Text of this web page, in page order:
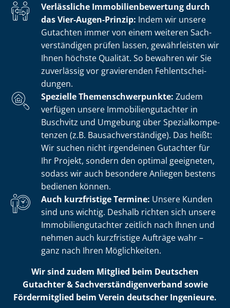
Verlässliche Im­mo­bi­li­en­be­wer­tung durch
das Vier-Augen-Prinzip: Indem wir unsere
Gutachten immer von einem weiteren Sach­
ver­stän­di­gen prüfen lassen, gewährleisten wir
Ihnen höchste Qualität. So bewahren wir Sie
zuverlässig vor gravierenden Fehl­ent­schei­
dun­gen.
Spezielle The­men­schwer­punk­te: Zudem
verfügen unsere Im­mo­bi­li­en­gut­ach­ter in
Buschvitz und Umgebung über Spe­zi­al­kom­pe­
ten­zen (z.B. Bau­sach­ver­stän­di­ge). Das heißt:
Wir suchen nicht irgendeinen Gutachter für
Ihr Projekt, sondern den optimal geeigneten,
sodass wir auch besondere Anliegen bestens
bedienen können.
Auch kurzfristige Termine: Unsere Kunden
sind uns wichtig. Deshalb richten sich unsere
Im­mo­bi­li­en­gut­ach­ter zeitlich nach Ihnen und
nehmen auch kurzfristige Aufträge wahr –
ganz nach Ihren Möglichkeiten.
Wir sind zudem Mitglied beim Deutschen
Gutachter & Sach­ver­stän­di­gen­ver­band sowie
Fördermitglied beim Verein deutscher Ingenieure.